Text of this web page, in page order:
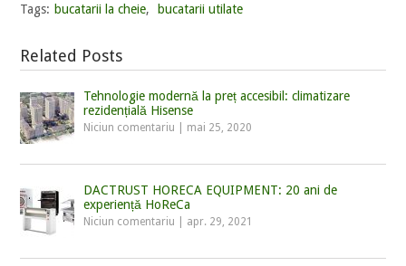
Tags: bucatarii la cheie, bucatarii utilate
Related Posts
Tehnologie modernă la preț accesibil: climatizare
rezidențială Hisense
Niciun comentariu mai 25, 2020
DACTRUST HORECA EQUIPMENT: 20 ani de
experiență HoReCa
Niciun comentariu apr. 29, 2021